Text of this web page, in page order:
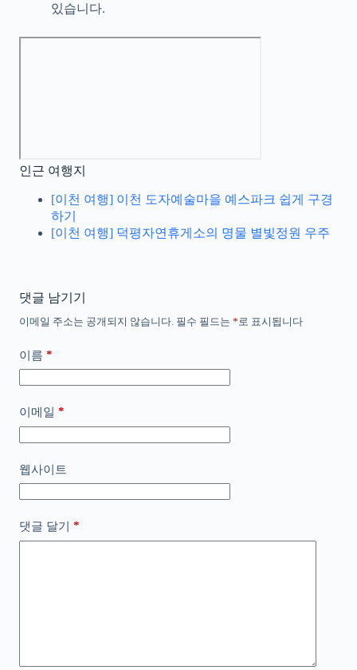
있습니다.
인근 여행지
[이천 여행] 이천 도자예술마을 예스파크 쉽게 구경
하기
[이천 여행] 덕평자연휴게소의 명물 별빛정원 우주
댓글 남기기
이메일 주소는 공개되지 않습니다. 필수 필드는 * 로 표시됩니다
이름 *
이메일 *
웹사이트
댓글 달기 *